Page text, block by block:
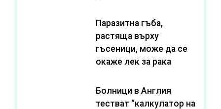
Паразитна гъба,
растяща върху
гъсеници, може да се
окаже лек за рака
Болници в Англия
тестват “калкулатор на